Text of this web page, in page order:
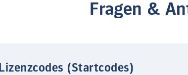
Fragen &
Lizenzcodes (Startcodes)